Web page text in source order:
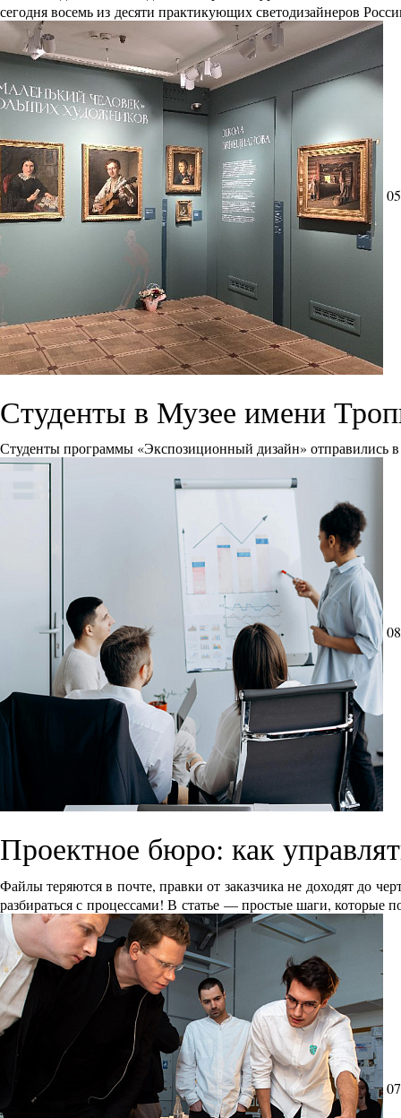
сегодня восемь из десяти практикующих светодизайнеров
Студенты в Музее имени
Студенты программы «Экспозиционный дизайн»
Проектное бюро: как
Файлы теряются в почте, правки от заказчика не доходят до
разбираться с процессами! В статье — простые шаги, которые